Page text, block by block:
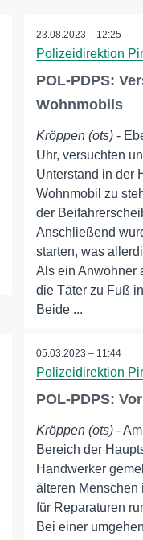
23.08.2023 – 12:25
Polizeidirektion
POL-PDPS:
Wohnmobils
Kröppen (ots) -
Uhr, versuchten
Unterstand in der
Wohnmobil zu
der
Anschließend
starten, was
Als ein Anwohner
die Täter zu Fuß
Beide ...
05.03.2023 – 11:44
Polizeidirektion
POL-PDPS:
Kröppen (ots) -
Bereich der
Handwerker
älteren Menschen
für Reparaturen
Bei einer